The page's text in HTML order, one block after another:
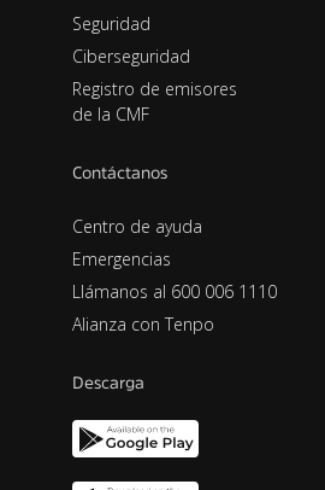
Seguridad
Ciberseguridad
Registro de emisores
de la CMF
Contáctanos
Centro de ayuda
Emergencias
Llámanos al 600 006 1110
Alianza con Tenpo
Descarga